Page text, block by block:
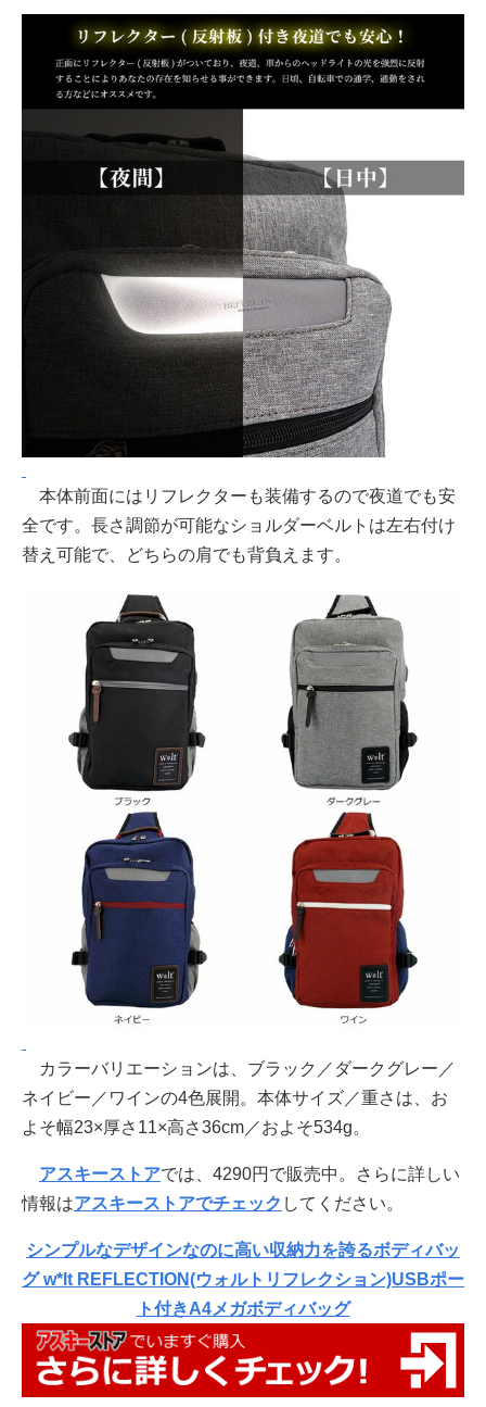
本体前面にはリフレクターも装備するので夜道でも安
全です。長さ調節が可能なショルダーベルトは左右付け
替え可能で、どちらの肩でも背負えます。
カラーバリエーションは、ブラック／ダークグレー／
ネイビー／ワインの4色展開。本体サイズ／重さは、お
よそ幅23×厚さ11×高さ36cm／およそ534g。
アスキーストアでは、4290円で販売中。さらに詳しい
情報はアスキーストアでチェック してください。
シンプルなデザインなのに高い収納力を誇るボディバッ
グ w*lt REFLECTION(ウォルトリフレクション)USBポー
ト付きA4メガボディバッグ